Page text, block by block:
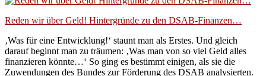
Reden wir über Geld! Hintergründe zu den DSAB-Finanzen…
‚Was für eine Entwicklung!‘ staunt man als Erstes. Und gleich
darauf beginnt man zu träumen: ‚Was man von so viel Geld alles
finanzieren könnte…‘ So ging es bestimmt einigen, als sie die
Zuwendungen des Bundes zur Förderung des DSAB analysierten.